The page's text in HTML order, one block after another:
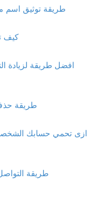
طريقة توثيق اسم
كيف
افضل طريقة لزيادة
طريقة حذف
ازى تحمي حسابك
طريقة التواصل